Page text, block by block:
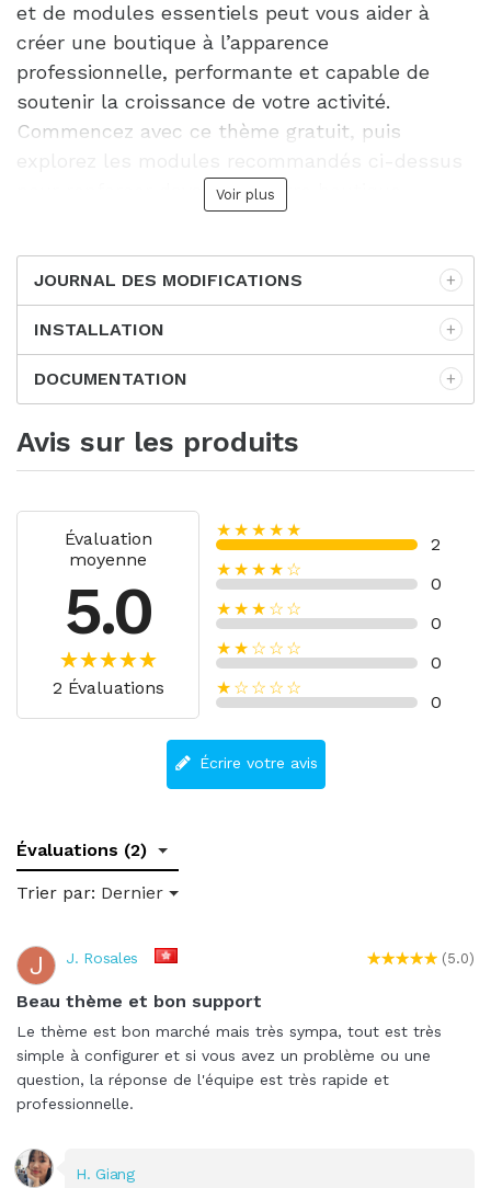
et de modules essentiels peut vous aider à
créer une boutique à l’apparence
professionnelle, performante et capable de
soutenir la croissance de votre activité.
Commencez avec ce thème gratuit, puis
pour renforcer davantage votre boutique.
Voir plus
JOURNAL DES MODIFICATIONS
INSTALLATION
DOCUMENTATION
Avis sur les produits
Évaluation
moyenne
5.0
2 Évaluations
★★★★★
2
★★★★☆
0
★★★☆☆
0
★★☆☆☆
0
★☆☆☆☆
0
Écrire votre avis
Évaluations (2)
Trier par: Dernier
J J. Rosales (5.0)
Beau thème et bon support
Le thème est bon marché mais très sympa, tout est très
simple à configurer et si vous avez un problème ou une
question, la réponse de l'équipe est très rapide et
professionnelle.
H. Giang